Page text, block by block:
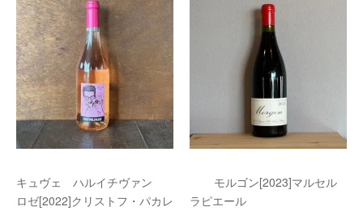
キュヴェ ハルイチヴァン
ロゼ[2022]クリストフ・パカレ
モルゴン[2023]マルセル
ラピエール